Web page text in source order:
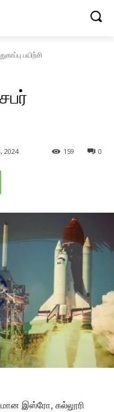
பயிற்சி
2024 0
159
இஸ்ரோ, கல்லூரி